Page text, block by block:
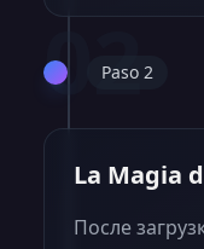
02
Paso 2
La Magia
После